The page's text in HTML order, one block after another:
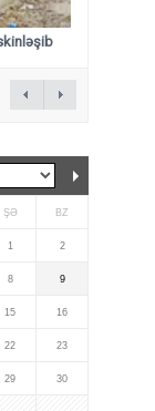
ŞƏ BZ
1 2
8 9
15 16
22 23
29 30